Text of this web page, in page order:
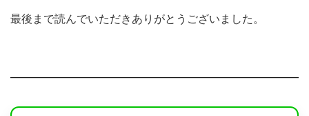
最後まで読んでいただきありがとうございました。